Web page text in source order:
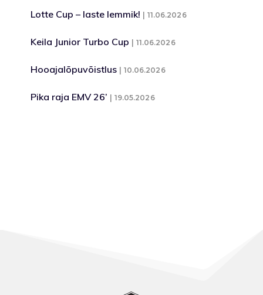
Lotte Cup – laste lemmik! 11.06.2026
Keila Junior Turbo Cup 11.06.2026
Hooajalõpuvõistlus 10.06.2026
Pika raja EMV 26’ 19.05.2026